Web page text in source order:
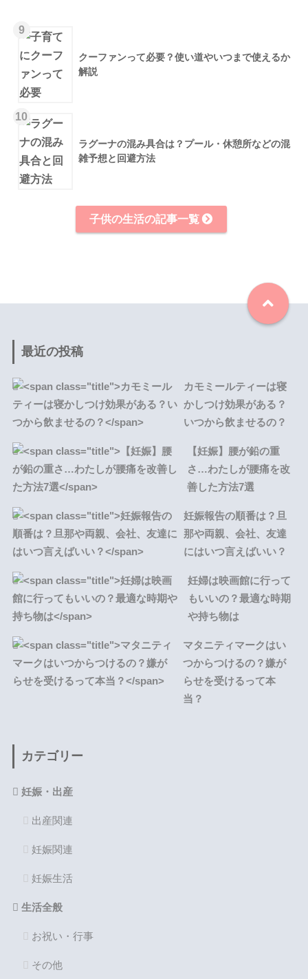
9
クーファンって必要？使い道やいつまで使えるか
解説
10
ラグーナの混み具合は？プール・休憩所などの混
雑予想と回避方法
子供の生活の記事一覧
最近の投稿
カモミールティーは寝
かしつけ効果がある？
いつから飲ませるの？
【妊娠】腰が鉛の重
さ…わたしが腰痛を改
善した方法7選
妊娠報告の順番は？旦
那や両親、会社、友達
にはいつ言えばいい？
妊婦は映画館に行って
もいいの？最適な時期
や持ち物は
マタニティマークはい
つからつけるの？嫌が
らせを受けるって本
当？
カテゴリー
妊娠・出産
出産関連
妊娠関連
妊娠生活
生活全般
お祝い・行事
その他